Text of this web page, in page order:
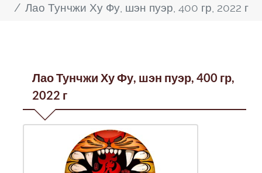
Лао Тунчжи Ху Фу, шэн пуэр, 400 гр, 2022 г
Лао Тунчжи Ху Фу, шэн пуэр, 400 гр,
2022 г